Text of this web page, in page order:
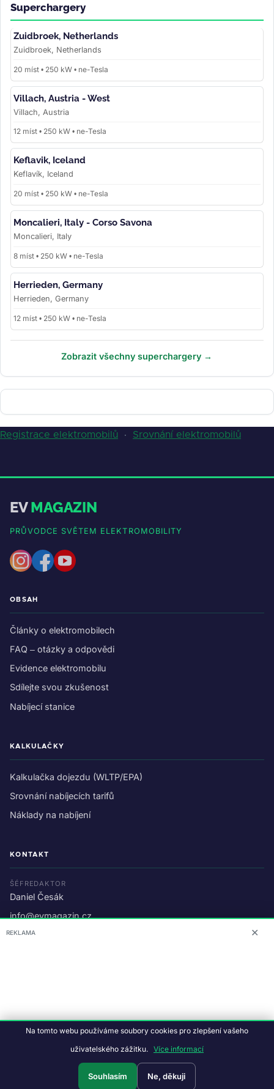
Superchargery
Zuidbroek, Netherlands
Zuidbroek, Netherlands
20 míst • 250 kW • ne-Tesla
Villach, Austria - West
Villach, Austria
12 míst • 250 kW • ne-Tesla
Keflavik, Iceland
Keflavík, Iceland
20 míst • 250 kW • ne-Tesla
Moncalieri, Italy - Corso Savona
Moncalieri, Italy
8 míst • 250 kW • ne-Tesla
Herrieden, Germany
Herrieden, Germany
12 míst • 250 kW • ne-Tesla
Zobrazit všechny superchargery →
Registrace elektromobilů · Srovnání elektromobilů
EVMAGAZIN
PRŮVODCE SVĚTEM ELEKTROMOBILITY
OBSAH
Články o elektromobilech
FAQ – otázky a odpovědi
Evidence elektromobilu
Sdílejte svou zkušenost
Nabíjecí stanice
KALKULAČKY
Kalkulačka dojezdu (WLTP/EPA)
Srovnání nabíjecích tarifů
Náklady na nabíjení
KONTAKT
ŠÉFREDAKTOR
Daniel Česák
info@evmagazin.cz
O nás
© 2026 EV Magazin.Podmínky a ochrana dat.
Studiografix
REKLAMA ✕
Na tomto webu používáme soubory cookies pro zlepšení vašeho
uživatelského zážitku. Více informací
Souhlasím Ne, děkuji